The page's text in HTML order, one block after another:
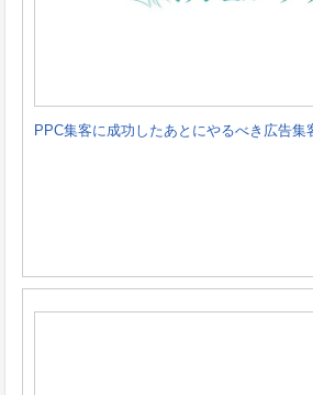
PPC集客に成功したあとにやるべき広告集